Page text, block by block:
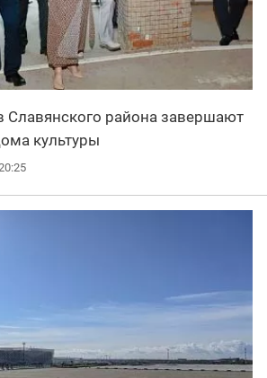
Славянского района завершают
культуры